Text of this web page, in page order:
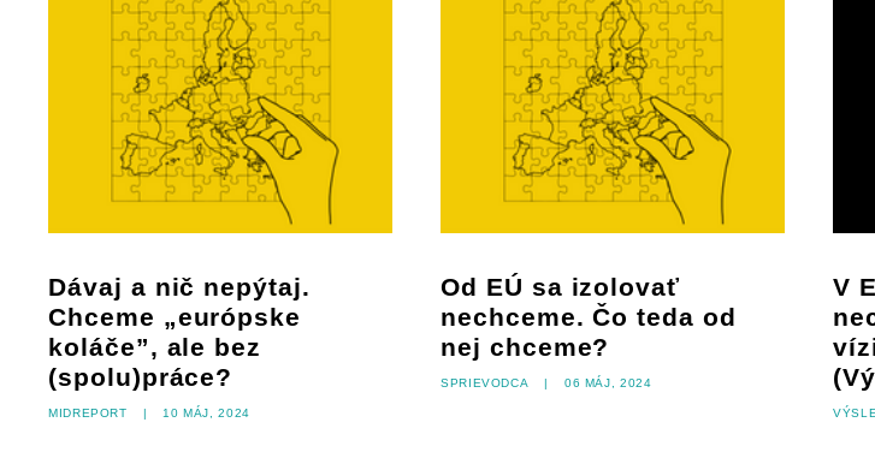
Dávaj a nič nepýtaj.
Chceme „európske
koláče”, ale bez
(spolu)práce?
Midreport | 10 máj, 2024
Od EÚ sa izolovať
nechceme. Čo teda od
nej chceme?
Sprievodca | 06 máj, 2024
V